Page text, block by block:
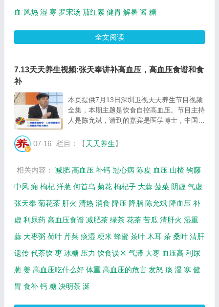
血 风热 湿 寒 罗宋汤 茄红素 健胃 解暑 酱 糖
全文阅读
7.13天天养生视频:张天奉讲补高血压，高血压食谱和食
补
本页提供7月13日深圳卫视天天养生节目视频
全集，本期主题是饮食自控高血压。节目主持
人是陈允斌，请到的嘉宾是医学博士，中国中
二中医院张天奉院长，主要介绍高血压，高血
07-16 栏目：【天天养生】
相关内容： 减肥 高血压 补钙 冠心病 陈皮 血压 山楂 钩藤
中风 痈 枸杞 洋葱 何首乌 菊花 枸杞子 大蒜 菠菜 阴虚 气虚
张天奉 菊花茶 肝火 清热 消食 降压 降脂 陈允斌 降血压 补
虚 利尿药 高血压食谱 减肥茶 绿茶 花茶 苦瓜 清肝火 湿重
蒜 大枣粥 荷叶 芹菜 痰湿 粳米 蜂蜜 茶叶 木耳 茶 桑叶 清肝
遗传 代茶饮 枣 冰糖 压力 饮食误区 气滞 大枣 血压高 利尿
葱 姜 高血压吃什么好 体重 高血压的危害 发怒 痰 湿 寒 健
胃 食补 钙 糖 决明茶 涎